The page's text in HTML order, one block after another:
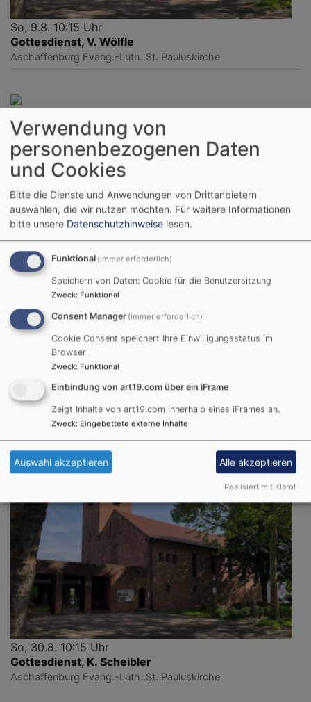
So, 9.8. 10:15 Uhr
Gottesdienst, V. Wölfle
Aschaffenburg Evang.-Luth. St. Pauluskirche
Kein Gottesdienst in St. Paulus, Einladung in die GDe
der Region - siehe QR-Code/Link.
Aschaffenburg Evang.-Luth. St. Pauluskirche
So, 23.8. 10:15 Uhr
Gottesdienst, K. Scheibler
Aschaffenburg Evang.-Luth. St. Pauluskirche
So, 30.8. 10:15 Uhr
Gottesdienst, K. Scheibler
Aschaffenburg Evang.-Luth. St. Pauluskirche
Verwendung von
personenbezogenen Daten
und Cookies
Bitte die Dienste und Anwendungen von Drittanbietern
auswählen, die wir nutzen möchten. Für weitere Informationen
bitte unsere Datenschutzhinweise lesen.
Funktional (immer erforderlich)
Speichern von Daten: Cookie für die Benutzersitzung
Zweck: Funktional
Consent Manager (immer erforderlich)
Cookie Consent speichert Ihre Einwilligungsstatus im
Browser
Zweck: Funktional
Einbindung von art19.com über ein iFrame
Zeigt Inhalte von art19.com innerhalb eines iFrames an.
Zweck: Eingebettete externe Inhalte
Auswahl akzeptieren Alle akzeptieren
Realisiert mit Klaro!